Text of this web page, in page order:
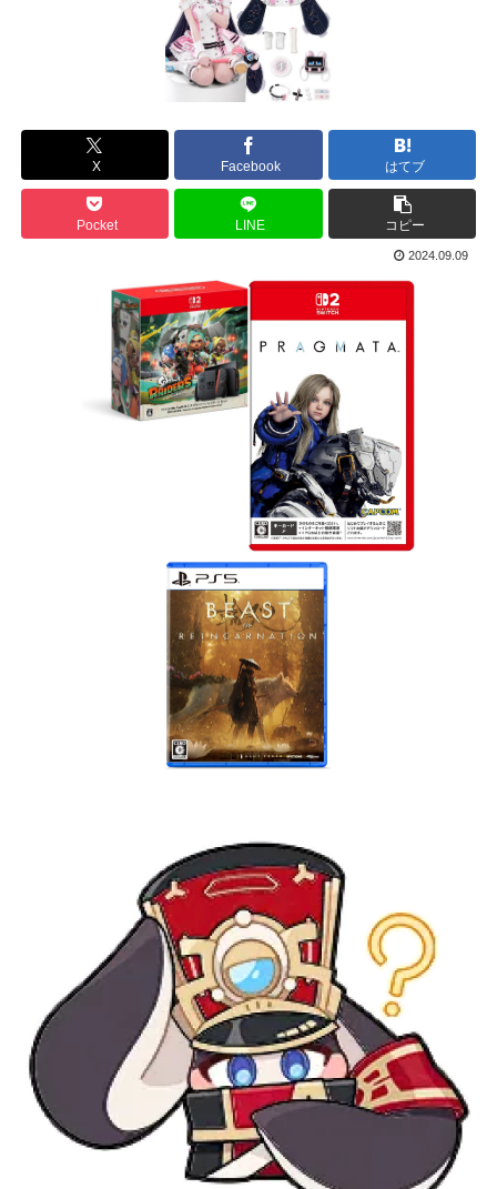
X Facebook はてブ
Pocket LINE コピー
2024.09.09